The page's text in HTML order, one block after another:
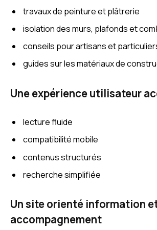
travaux de peinture et plâtrerie
isolation des murs, plafonds et
conseils pour artisans et
guides sur les matériaux de
Une expérience utilisateur
lecture fluide
compatibilité mobile
contenus structurés
recherche simplifiée
Un site orienté information
accompagnement